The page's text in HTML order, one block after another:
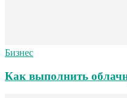
Бизнес
Как выполнить